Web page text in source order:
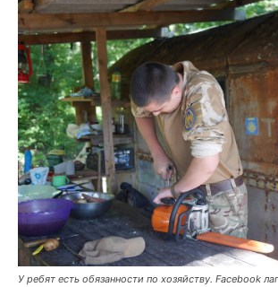
У ребят есть обязанности по хозяйству. Facebook